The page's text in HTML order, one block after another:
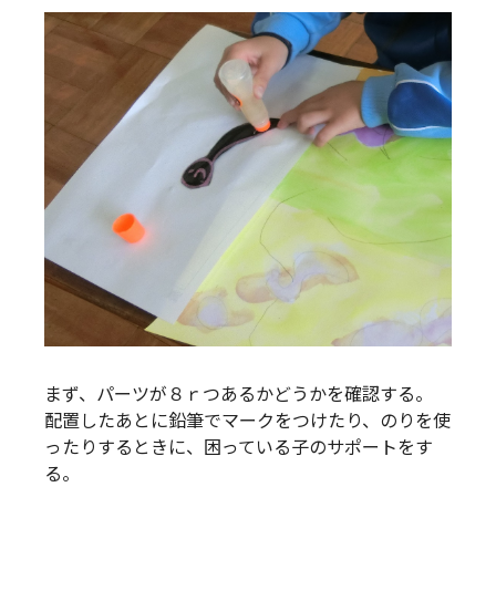
まず、パーツが８ｒつあるかどうかを確認する。
配置したあとに鉛筆でマークをつけたり、のりを使
ったりするときに、困っている子のサポートをす
る。